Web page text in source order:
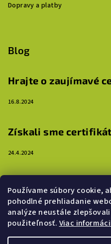
Používame súbory cookie,
pohodlné prehliadanie
analýze neustále
použiteľnosť. Viac
Dopravy a platby
Blog
Hrajte o zaujímavé
16.8.2024
Získali sme
24.4.2024
samolepkami
16.4.2024